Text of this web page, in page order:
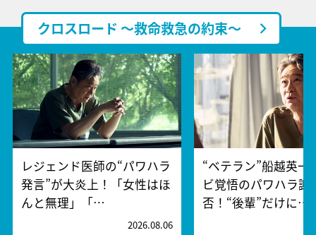
クロスロード ～救命救急の約束～
レジェンド医師の“パワハラ
発言”が大炎上！「女性はほ
んと無理」「…
2026.08.06
“ベテラン”船越英一
ビ覚悟のパワハラ謝
否！“後輩”だけに…